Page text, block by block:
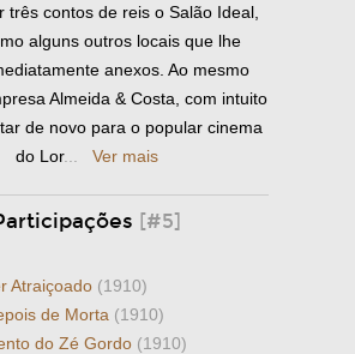
três contos de reis o Salão Ideal,
alguns outros locais que lhe
anexos. Ao mesmo
Almeida & Costa, com intuito
de novo para o popular cinema
do Lor... Ver mais
[#5]
Atraiçoado (1910)
de Morta (1910)
do Zé Gordo (1910)